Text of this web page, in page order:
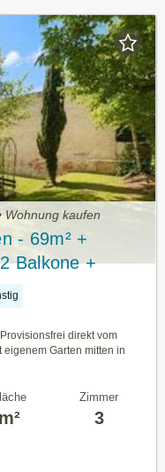
Wohnung kaufen
- 69m² +
Balkone +
direkt vom
eigenem Garten mitten in
Zimmer
3